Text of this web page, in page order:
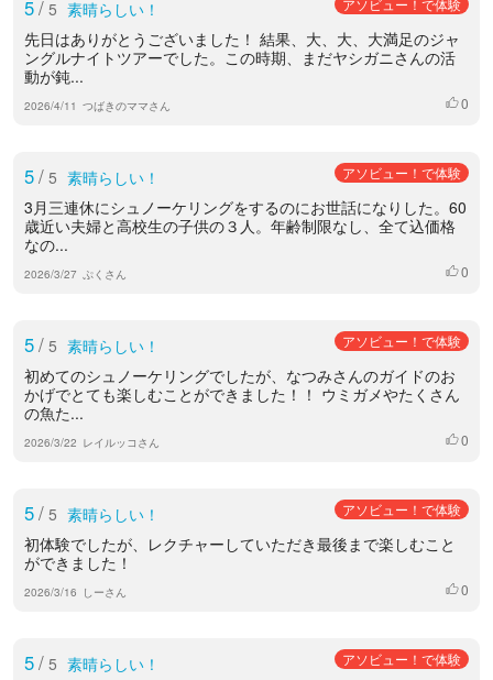
5/ 5 素晴らしい！
先日はありがとうございました！ 結果、大、大、大満足のジャ
ングルナイトツアーでした。この時期、まだヤシガニさんの活
動が鈍...
2026/4/11 つばきのママさん いいね
0
5/ 5 素晴らしい！ アソビュー！で体験
3月三連休にシュノーケリングをするのにお世話になりした。60
歳近い夫婦と高校生の子供の３人。年齢制限なし、全て込価格
なの...
2026/3/27 ぷくさん いいね
0
5/ 5 素晴らしい！ アソビュー！で体験
初めてのシュノーケリングでしたが、なつみさんのガイドのお
かげでとても楽しむことができました！！ ウミガメやたくさん
の魚た...
2026/3/22 レイルッコさん いいね
0
5/ 5 素晴らしい！ アソビュー！で体験
初体験でしたが、レクチャーしていただき最後まで楽しむこと
ができました！
2026/3/16 しーさん いいね
0
5/ 5 素晴らしい！ アソビュー！で体験